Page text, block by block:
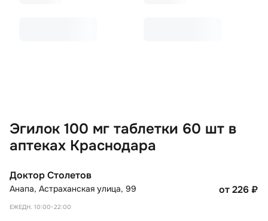
Эгилок 100 мг таблетки 60 шт в
аптеках Краснодара
Доктор Столетов
Анапа, Астраханская улица, 99
ЕЖЕДН. 10:00-22:00
от 226₽